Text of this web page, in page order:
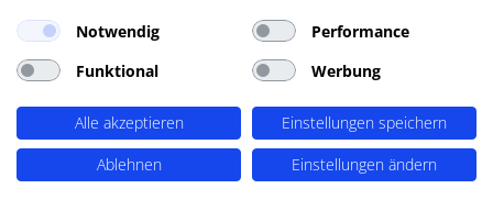
Methode entwickelt, die alle wesentlichen Bereiche
abdeckt: Recherche und Konzeption, technische
Optimierung, redaktionellen Support und regelmäßiges
SEO Monitoring. Unsere SEO-Leistungen umfassen u.A.:
Notwendig
Performance
Funktional
Werbung
Alle akzeptieren
Einstellungen speichern
Ablehnen
Einstellungen ändern